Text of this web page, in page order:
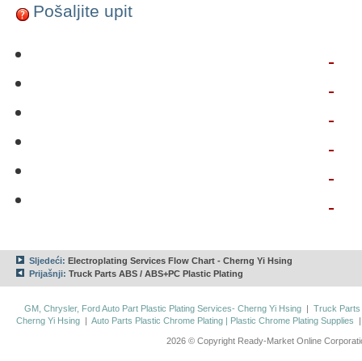
Pošaljite upit
Sljedeći: Electroplating Services Flow Chart - Cherng Yi Hsing
Prijašnji: Truck Parts ABS / ABS+PC Plastic Plating
GM, Chrysler, Ford Auto Part Plastic Plating Services- Cherng Yi Hsing | Truck Parts
Cherng Yi Hsing |Auto Parts Plastic Chrome Plating | Plastic Chrome Plating Supplies
2026 © Copyright Ready-Market Online